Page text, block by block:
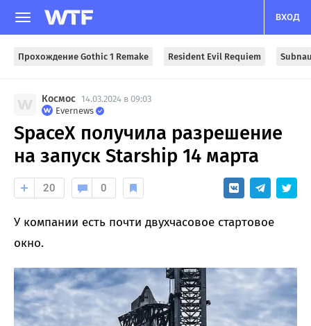
ВХОД
Прохождение Gothic 1 Remake Resident Evil Requiem
Космос 14.03.2024 в 09:03
Evernews
SpaceX получила разрешение
на запуск Starship 14 марта
20 0
У компании есть почти двухчасовое стартовое
окно.